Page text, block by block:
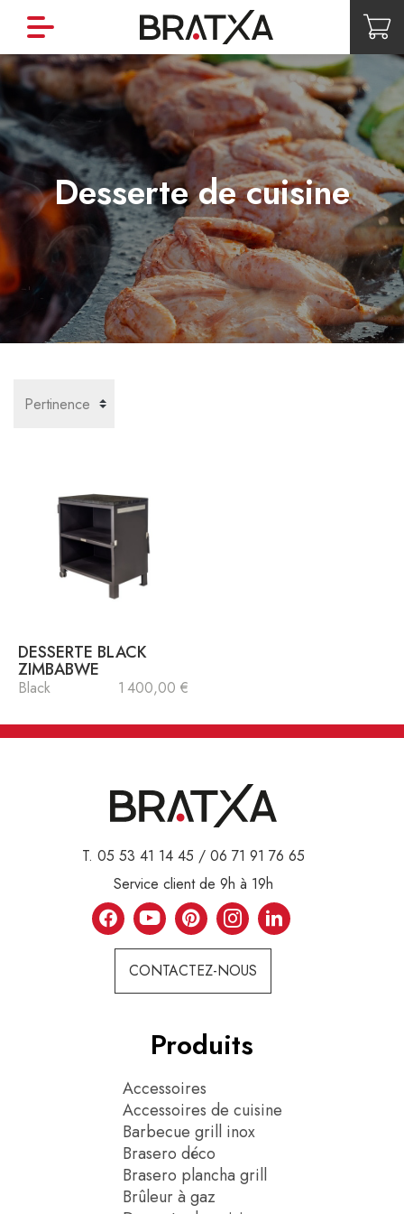
Desserte de cuisine
Pertinence
DESSERTE BLACK
ZIMBABWE
Black 1 400,00 €
T. 05 53 41 14 45 / 06 71 91 76 65
Service client de 9h à 19h
CONTACTEZ-NOUS
Produits
Accessoires
Accessoires de cuisine
Barbecue grill inox
Brasero déco
Brasero plancha grill
Brûleur à gaz